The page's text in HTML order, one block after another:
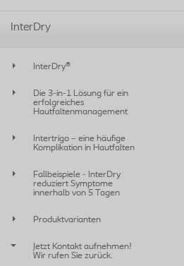
InterDry
InterDry®
Die 3-in-1 Lösung für ein
erfolgreiches
Hautfaltenmanagement
Intertrigo – eine häufige
Komplikation in Hautfalten
Fallbeispiele - InterDry
reduziert Symptome
innerhalb von 5 Tagen
Produktvarianten
Jetzt Kontakt aufnehmen!
Wir rufen Sie zurück.